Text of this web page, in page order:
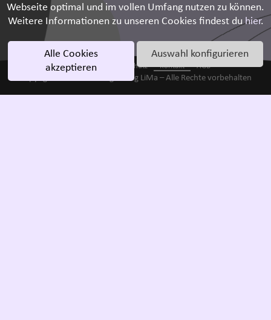
Webseite optimal und im vollen Umfang nutzen zu können.
Weitere Informationen zu unseren Cookies findest duhier.
Alle Cookies
akzeptieren
Auswahl konfigurieren
Impressum Datenschutz Kontakt AGB
Copyright © 2023 Stillbegleitung LiMa – Alle Rechte vorbehalten